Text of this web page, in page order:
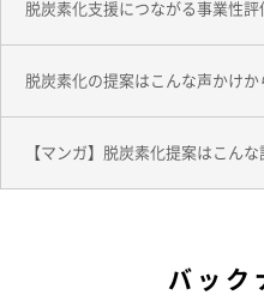
脱炭素化支援につながる事業性
脱炭素化の提案はこんな声かけか
【マンガ】脱炭素化提案はこん
バック